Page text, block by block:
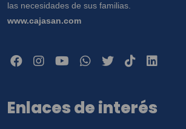
las necesidades de sus familias.
www.cajasan.com
Enlaces de interés